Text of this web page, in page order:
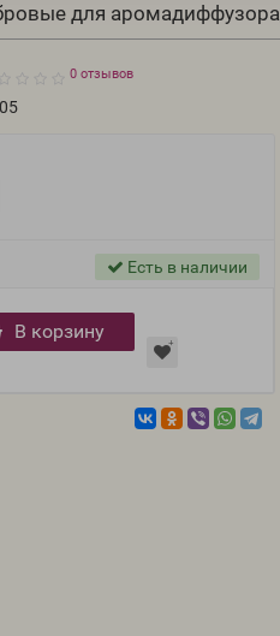
для
0 отзывов
Есть в наличии
В корзину